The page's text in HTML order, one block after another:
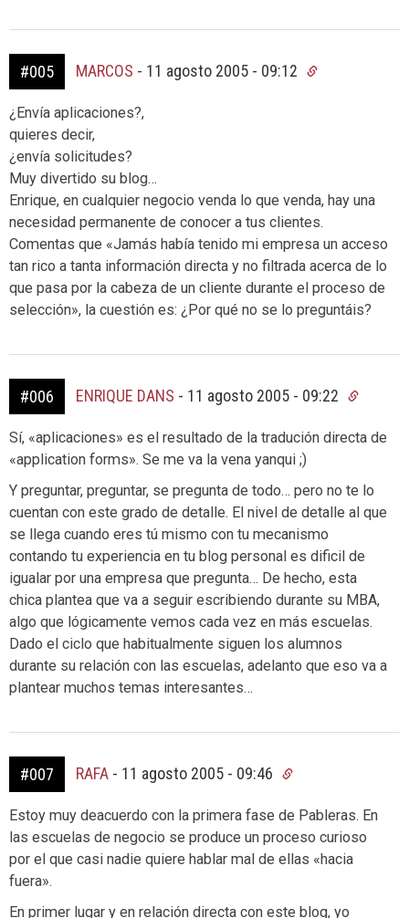
#005 MARCOS - 11 agosto 2005 - 09:12
¿Envía aplicaciones?,
quieres decir,
¿envía solicitudes?
Muy divertido su blog…
Enrique, en cualquier negocio venda lo que venda, hay una
necesidad permanente de conocer a tus clientes.
Comentas que «Jamás había tenido mi empresa un acceso
tan rico a tanta información directa y no filtrada acerca de lo
que pasa por la cabeza de un cliente durante el proceso de
selección», la cuestión es: ¿Por qué no se lo preguntáis?
#006 ENRIQUE DANS - 11 agosto 2005 - 09:22
Sí, «aplicaciones» es el resultado de la tradución directa de
«application forms». Se me va la vena yanqui ;)
Y preguntar, preguntar, se pregunta de todo… pero no te lo
cuentan con este grado de detalle. El nivel de detalle al que
se llega cuando eres tú mismo con tu mecanismo
contando tu experiencia en tu blog personal es dificil de
igualar por una empresa que pregunta… De hecho, esta
chica plantea que va a seguir escribiendo durante su MBA,
algo que lógicamente vemos cada vez en más escuelas.
Dado el ciclo que habitualmente siguen los alumnos
durante su relación con las escuelas, adelanto que eso va a
plantear muchos temas interesantes…
#007 RAFA - 11 agosto 2005 - 09:46
Estoy muy deacuerdo con la primera fase de Pableras. En
las escuelas de negocio se produce un proceso curioso
por el que casi nadie quiere hablar mal de ellas «hacia
fuera».
En primer lugar y en relación directa con este blog, yo